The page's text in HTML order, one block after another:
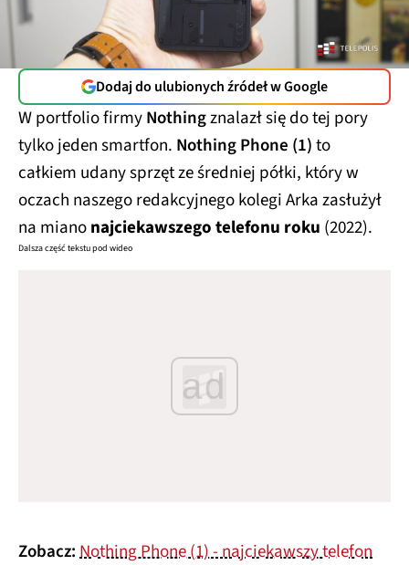
Dodaj do ulubionych źródeł w Google
W portfolio firmyNothingznalazł się do tej pory
tylko jeden smartfon. Nothing Phone (1)to
całkiem udany sprzęt ze średniej półki, który w
oczach naszego redakcyjnego kolegi Arka zasłużył
na mianonajciekawszego telefonu roku (2022).
Dalsza część tekstu pod wideo
ad
Zobacz:Nothing Phone (1) - najciekawszy telefon